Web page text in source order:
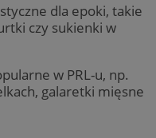
dla epoki, takie
czy sukienki w
w PRL-u, np.
galaretki mięsne